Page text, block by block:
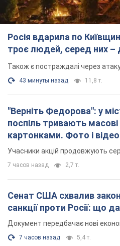
Росія вдарила по
троє людей, серед них –
Також є постраждалі через
43 минуты назад 11,8 т.
"Верніть Федорова": у
поспіль тривають масові
картонками. Фото і відео
Учасники акцій продовжують
7 часов назад 2,7 т.
Сенат США схвалив
санкції проти Росії: що
Документ передбачає нові
7 часов назад 5,4 т.